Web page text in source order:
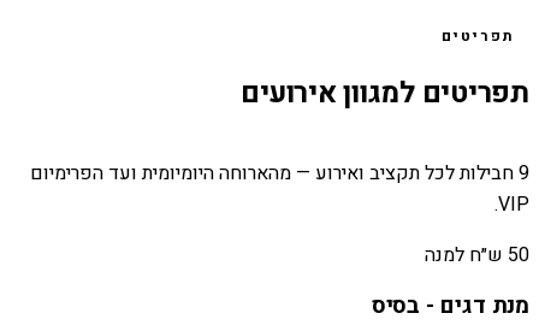
תפריטים
תפריטים למגוון אירועים
9 חבילות לכל תקציב ואירוע — מהארוחה היומיומית ועד הפרימיום
VIP.
50 ש״ח למנה
מנת דגים - בסיס